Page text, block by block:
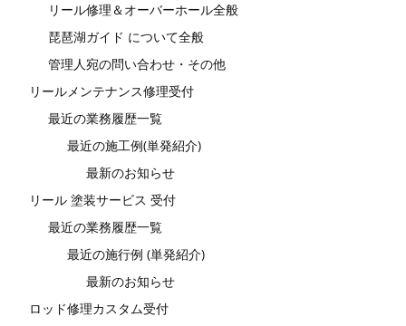
リール修理＆オーバーホール全般
琵琶湖ガイド について全般
管理人宛の問い合わせ・その他
リールメンテナンス修理受付
最近の業務履歴一覧
最近の施工例(単発紹介)
最新のお知らせ
リール 塗装サービス 受付
最近の業務履歴一覧
最近の施行例 (単発紹介)
最新のお知らせ
ロッド修理カスタム受付